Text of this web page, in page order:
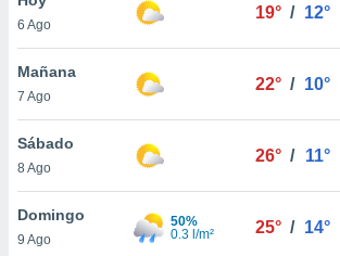
en
más
nuestra
de
6 Ago
19° / 12°
Mañana
7 Ago
22° / 10°
Sábado
8 Ago
26° / 11°
Domingo
9 Ago
50%
0.3 l/m²
25° / 14°